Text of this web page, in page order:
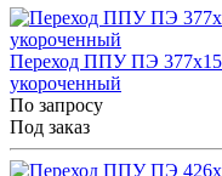
Переход ППУ ПЭ
укороченный
По запросу
Под заказ